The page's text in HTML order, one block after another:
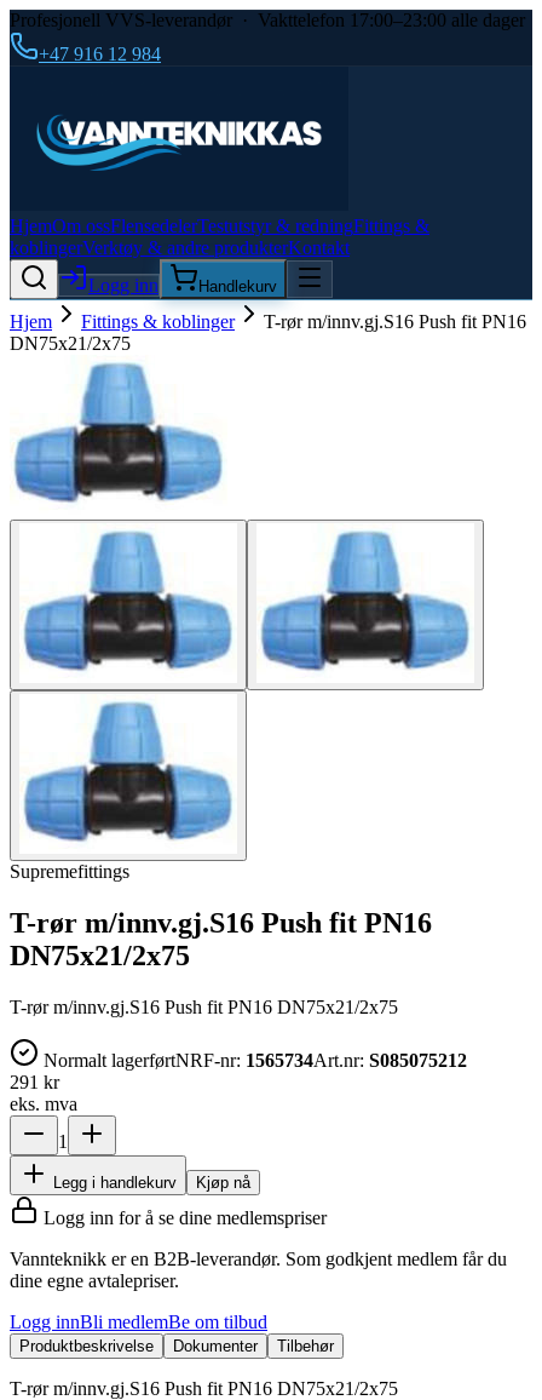
Profesjonell VVS-leverandør · Vakttelefon 17:00–23:00 alle dager
+47 916 12 984
HjemOm ossFlensedelerTestutstyr & redningFittings &
koblingerVerktøy & andre produkterKontakt
Logg inn
Handlekurv
Hjem Fittings & koblinger
T-rør m/innv.gj.S16 Push fit PN16
DN75x21/2x75
Supremefittings
T-rør m/innv.gj.S16 Push fit PN16
DN75x21/2x75
T-rør m/innv.gj.S16 Push fit PN16 DN75x21/2x75
Normalt lagerførtNRF-nr: 1565734Art.nr: S085075212
291 kr
eks. mva
1
Legg i handlekurv Kjøp nå
Logg inn for å se dine medlemspriser
Vannteknikk er en B2B-leverandør. Som godkjent medlem får du
dine egne avtalepriser.
Logg innBli medlemBe om tilbud
Produktbeskrivelse Dokumenter Tilbehør
T-rør m/innv.gj.S16 Push fit PN16 DN75x21/2x75